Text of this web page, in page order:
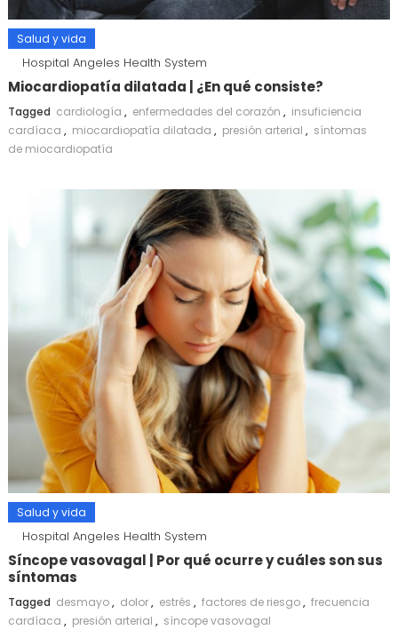
Salud y vida
Hospital Angeles Health System
Miocardiopatía dilatada | ¿En qué consiste?
Tagged cardiología , enfermedades del corazón , insuficiencia
cardíaca , miocardiopatía dilatada , presión arterial , síntomas
de miocardiopatía
Salud y vida
Hospital Angeles Health System
Síncope vasovagal | Por qué ocurre y cuáles son sus
síntomas
Tagged desmayo, dolor, estrés , factores de riesgo, frecuencia
cardíaca , presión arterial , síncope vasovagal